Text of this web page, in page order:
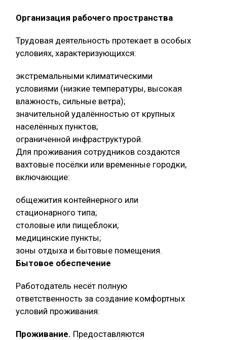
Организация рабочего пространства
Трудовая деятельность протекает в особых
условиях, характеризующихся:
экстремальными климатическими
условиями (низкие температуры, высокая
влажность, сильные ветра);
значительной удалённостью от крупных
населённых пунктов;
ограниченной инфраструктурой.
Для проживания сотрудников создаются
вахтовые посёлки или временные городки,
включающие:
общежития контейнерного или
стационарного типа;
столовые или пищеблоки;
медицинские пункты;
зоны отдыха и бытовые помещения.
Бытовое обеспечение
Работодатель несёт полную
ответственность за создание комфортных
условий проживания:
Проживание. Предоставляются